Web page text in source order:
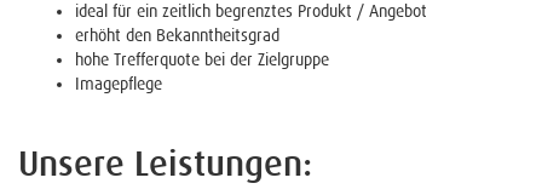
ideal für ein zeitlich begrenztes Produkt / Angebot
erhöht den Bekanntheitsgrad
hohe Trefferquote bei der Zielgruppe
Imagepflege
Unsere Leistungen: